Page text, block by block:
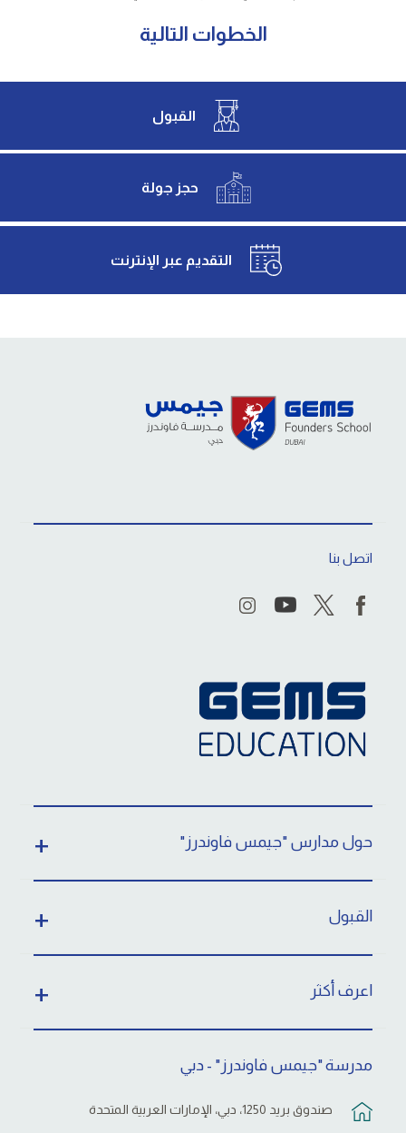
الخطوات التالية
القبول
حجز جولة
التقديم عبر الإنترنت
اتصل بنا
حول مدارس "جيمس فاوندرز"
القبول
اعرف أكثر
مدرسة "جيمس فاوندرز" - دبي
صندوق بريد 1250، دبي، الإمارات العربية المتحدة